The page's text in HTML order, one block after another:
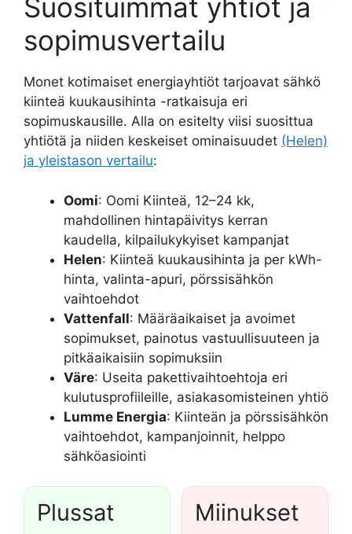
Suosituimmat yhtiöt ja
sopimusvertailu
Monet kotimaiset energiayhtiöt tarjoavat sähkö
kiinteä kuukausihinta -ratkaisuja eri
sopimuskausille. Alla on esitelty viisi suosittua
yhtiötä ja niiden keskeiset ominaisuudet (Helen)
ja yleistason vertailu:
Oomi: Oomi Kiinteä, 12–24 kk,
mahdollinen hintapäivitys kerran
kaudella, kilpailukykyiset kampanjat
Helen: Kiinteä kuukausihinta ja per kWh-
hinta, valinta-apuri, pörssisähkön
vaihtoehdot
Vattenfall: Määräaikaiset ja avoimet
sopimukset, painotus vastuullisuuteen ja
pitkäaikaisiin sopimuksiin
Väre: Useita pakettivaihtoehtoja eri
kulutusprofiileille, asiakasomisteinen yhtiö
Lumme Energia: Kiinteän ja pörssisähkön
vaihtoehdot, kampanjoinnit, helppo
sähköasiointi
Plussat Miinukset